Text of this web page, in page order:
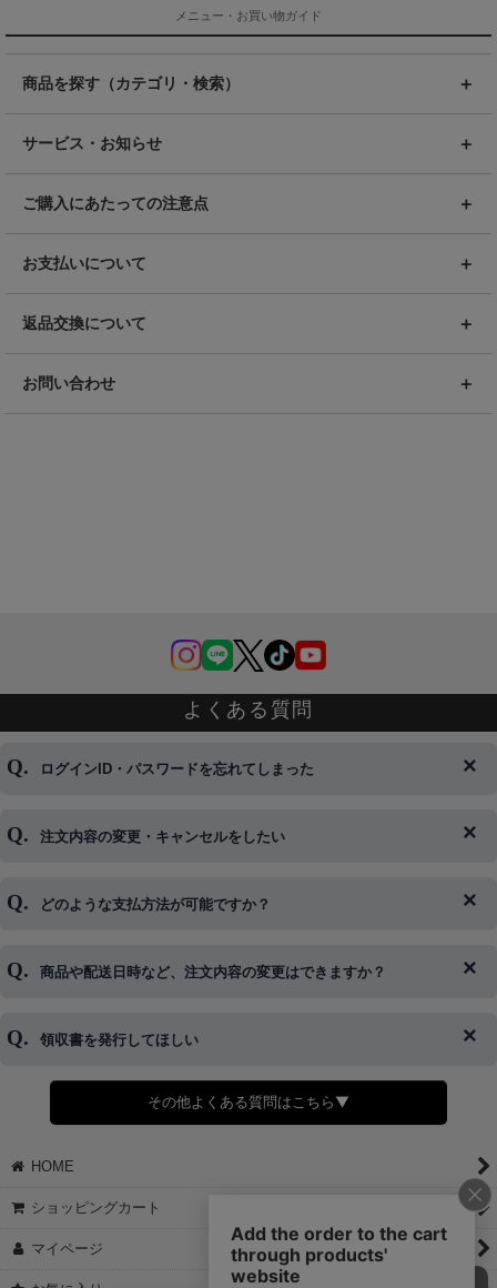
メニュー・お買い物ガイド
商品を探す（カテゴリ・検索）
サービス・お知らせ
ご購入にあたっての注意点
お支払いについて
返品交換について
お問い合わせ
よくある質問
ログインID・パスワードを忘れてしまった
◆下記ページより、ログインIDの変更が可能です。
注文内容の変更・キャンセルをしたい
◆即日発送を行なっている関係上、午後以降のご連絡やキャンセル
※発送後、発送準備が完了しお手続きが間に合わない場合は変更、
どのような支払方法が可能ですか？
◆代金引換・クレジットカード・携帯キャリア決済・おねだり決
＞詳細は画像をタップ＜
商品や配送日時など、注文内容の変更はできますか？
◆商品発送前の変更は承っております。
さい。
領収書を発行してほしい
◆領収書はご希望頂いた場合のみ発行しております。
【これからご注文する場合】
STEP2「お届け先・お支払い」ページにて備考欄に下記の記載をお
願いします。
②宛名（空欄は上様は不可）
③但し書き（空欄やお品代は不可）
その他よくある質問はこちら▼
HOME
ショッピングカート
マイページ